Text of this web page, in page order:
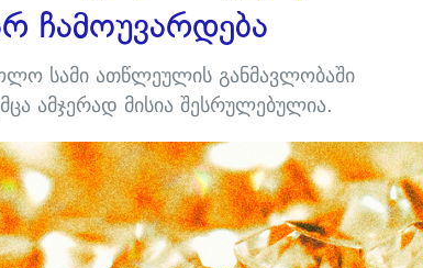
ჩამოუვარდება
სამი ათწლეულის განმავლობაში
ამჯერად მისია შესრულებულია.